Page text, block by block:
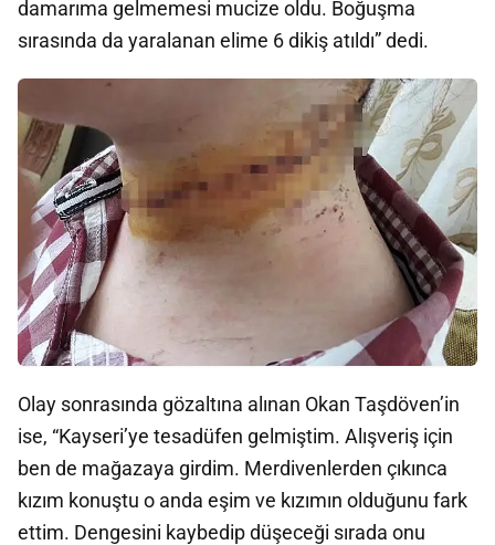
damarıma gelmemesi mucize oldu. Boğuşma
sırasında da yaralanan elime 6 dikiş atıldı” dedi.
Olay sonrasında gözaltına alınan Okan Taşdöven’in
ise, “Kayseri’ye tesadüfen gelmiştim. Alışveriş için
ben de mağazaya girdim. Merdivenlerden çıkınca
kızım konuştu o anda eşim ve kızımın olduğunu fark
ettim. Dengesini kaybedip düşeceği sırada onu